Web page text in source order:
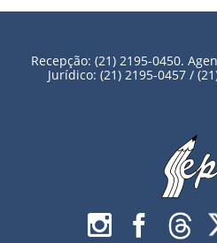
Recepção: (21) 2195-0450.
Jurídico: (21) 2195-0457 /